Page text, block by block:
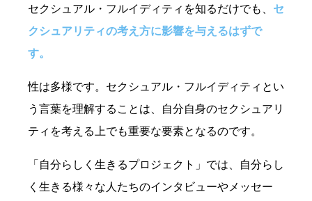
セクシュアル・フルイディティを知るだけでも、 セ
クシュアリティの考え方に影響を与えるはずで
す。
性は多様です。セクシュアル・フルイディティとい
う言葉を理解することは、自分自身のセクシュアリ
ティを考える上でも重要な要素となるのです。
「自分らしく生きるプロジェクト」では、自分らし
く生きる様々な人たちのインタビューやメッセー